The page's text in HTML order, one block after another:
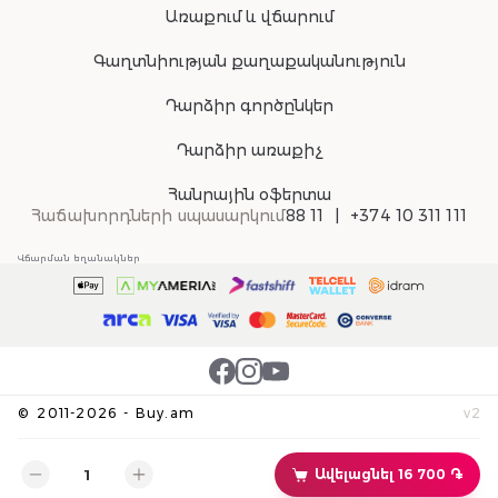
Ավելացնել 16 700 ֏
Առաքում և վճարում
Գաղտնիության քաղաքականություն
Դարձիր գործընկեր
Դարձիր առաքիչ
Հանրային օֆերտա
Հաճախորդների սպասարկում88 11 +374 10 311 111
© 2011-2026 - Buy.am v2
Վճարման եղանակներ